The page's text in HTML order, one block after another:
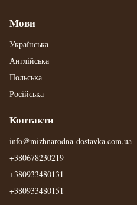
Мови
Українська
Англійська
Польська
Російська
Контакти
info@mizhnarodna-dostavka.com.ua
+380678230219
+380933480131
+380933480151